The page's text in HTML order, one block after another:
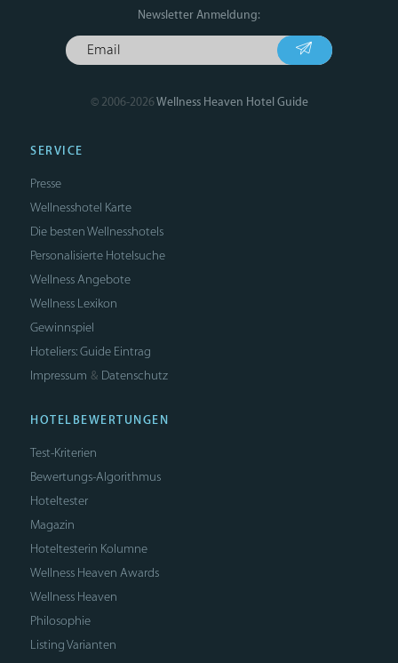
Newsletter Anmeldung:
© 2006-2026Wellness Heaven Hotel Guide
SERVICE
Presse
Wellnesshotel Karte
Die besten Wellnesshotels
Personalisierte Hotelsuche
Wellness Angebote
Wellness Lexikon
Gewinnspiel
Hoteliers: Guide Eintrag
Impressum & Datenschutz
HOTELBEWERTUNGEN
Test-Kriterien
Bewertungs-Algorithmus
Hoteltester
Magazin
Hoteltesterin Kolumne
Wellness Heaven Awards
Wellness Heaven
Philosophie
Listing Varianten